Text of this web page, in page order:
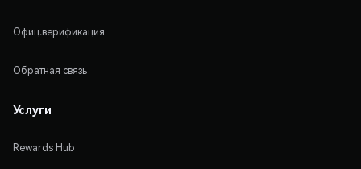
Офиц.верификация
Обратная связь
Услуги
Rewards Hub